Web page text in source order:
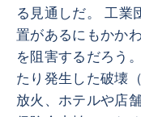
る見通しだ。 工業
置があるにもかか
を阻害するだろう
たり発生した破壊
放火、ホテルや店